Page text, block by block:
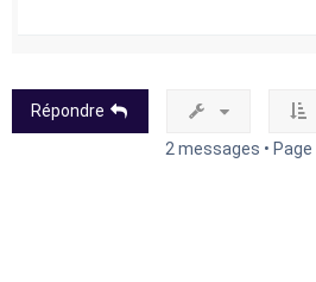
Répondre
2 messages • Page